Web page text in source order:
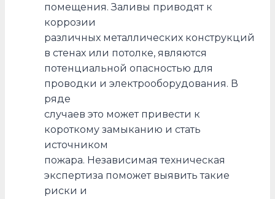
помещения. Заливы приводят к
коррозии
различных металлических конструкций
в стенах или потолке, являются
потенциальной опасностью для
проводки и электрооборудования. В
ряде
случаев это может привести к
короткому замыканию и стать
источником
пожара. Независимая техническая
экспертиза поможет выявить такие
риски и